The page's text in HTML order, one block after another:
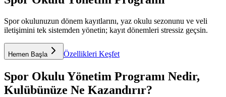
Spor okulunuzun dönem kayıtlarını, yaz okulu sezonunu ve veli
iletişimini tek sistemden yönetin; kayıt dönemleri stressiz geçsin.
Hemen Başla Özellikleri Keşfet
Spor Okulu Yönetim Programı Nedir,
Kulübünüze Ne Kazandırır?